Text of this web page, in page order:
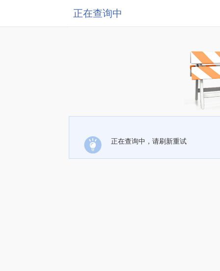
正在查询中
正在查询中，请刷新重试